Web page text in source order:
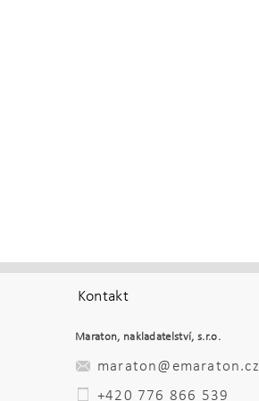
Kontakt
Maraton, nakladatelství, s.r.o.
maraton@ emaraton.cz
+420 776 866 539